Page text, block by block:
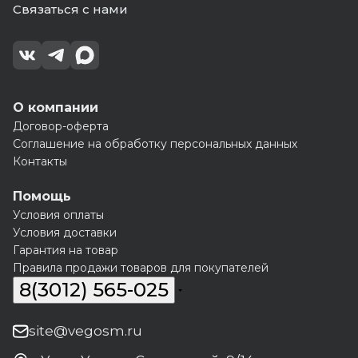
Связаться с нами
О компании
Договор-оферта
Соглашение на обработку персональных данных
Контакты
Помощь
Условия оплаты
Условия доставки
Гарантия на товар
Правила продажи товаров для покупателей
8(3012) 565-025
site@vegosm.ru